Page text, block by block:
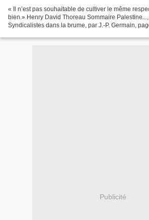
« Il n’est pas souhaitable de cultiver le même
bien.» Henry David Thoreau Sommaire
Syndicalistes dans la brume, par J.-P. Germain,
Publicité